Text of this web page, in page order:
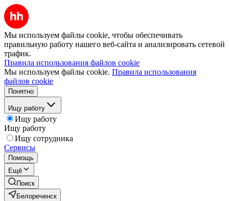
Мы используем файлы cookie, чтобы обеспечивать
правильную работу нашего веб-сайта и анализировать сетевой
трафик.
Правила использования файлов cookie
Мы используем файлы cookie. Правила использования
файлов cookie
Понятно
Ищу работу
Ищу работу
Ищу работу
Ищу сотрудника
Сервисы
Помощь
Ещё
Поиск
Белореченск